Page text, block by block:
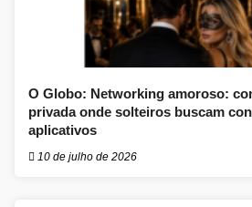
O Globo: Networking amoroso:
privada onde solteiros buscam
aplicativos
10 de julho de 2026